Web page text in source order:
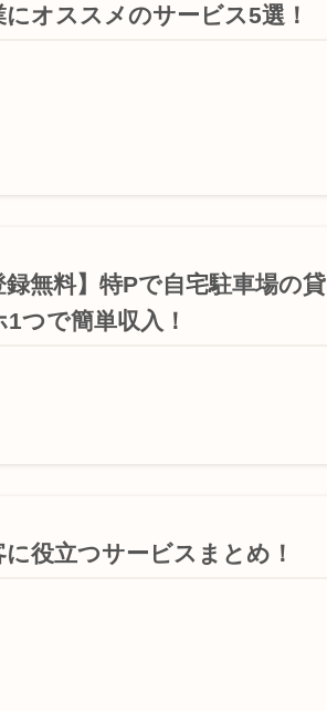
にオススメのサービス5選！
録無料】特Pで自宅駐車場の
1つで簡単収入！
に役立つサービスまとめ！